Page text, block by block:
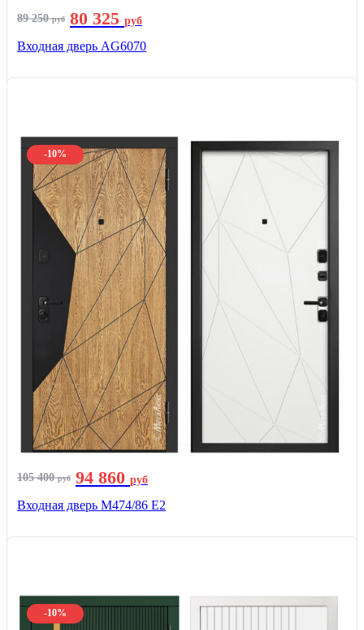
89 250руб 80 325 руб
Входная дверь AG6070
-10%
105 400руб 94 860 руб
Входная дверь М474/86 Е2
-10%